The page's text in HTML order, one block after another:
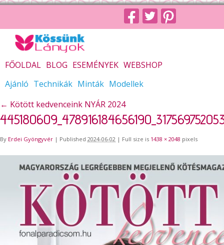
FŐOLDAL BLOG ESEMÉNYEK WEBSHOP
Ajánló Technikák Minták Modellek
← Kötött kedvenceink NYÁR 2024
By Erdei Gyöngyvér | Published 2024-06-02 | Full size is 1438 × 2048 pixels